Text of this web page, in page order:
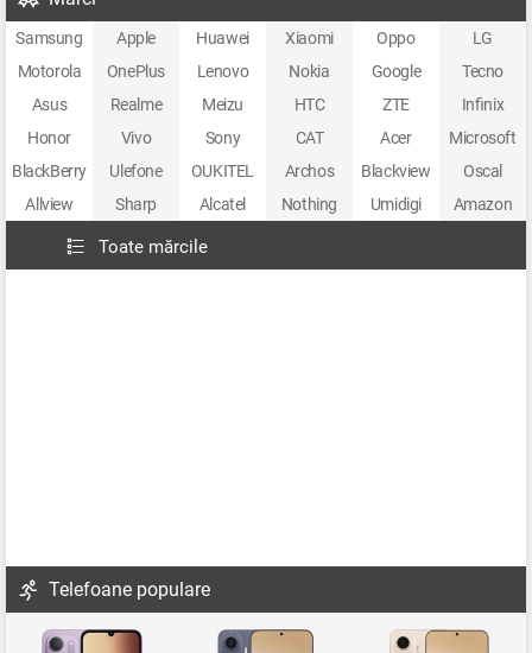
Samsung Apple Huawei Xiaomi Oppo
LG
Motorola
OnePlus Lenovo Nokia Google
Tecno
Asus
Realme Meizu HTC ZTE
Infinix
Honor
Vivo Sony CAT Acer
Microsoft
BlackBerry
Ulefone OUKITEL Archos Blackview
Oscal
Allview
Sharp Alcatel Nothing Umidigi Amazon
Toate mărcile
Telefoane populare